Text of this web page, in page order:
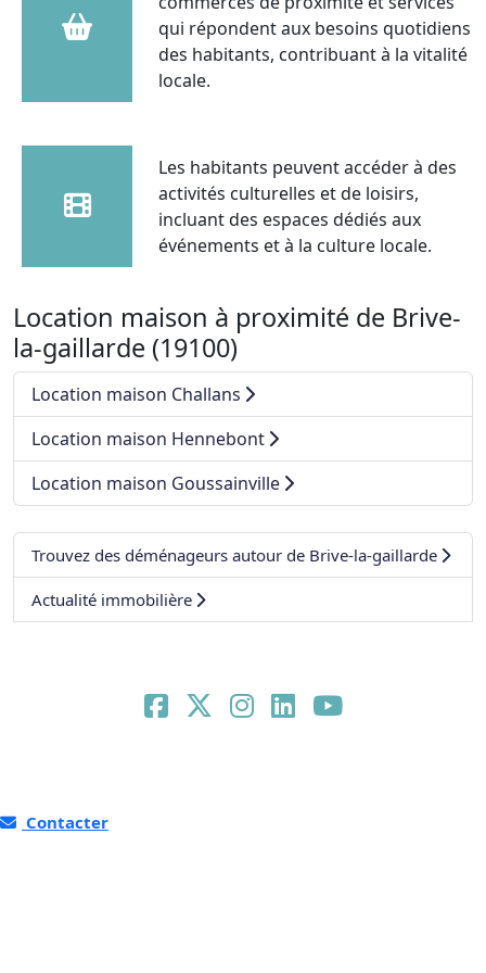
qui répondent aux besoins quotidiens
des habitants, contribuant à la vitalité
locale.
Les habitants peuvent accéder à des
activités culturelles et de loisirs,
incluant des espaces dédiés aux
événements et à la culture locale.
Location maison à proximité de Brive-
la-gaillarde (19100)
Location maison Challans
Location maison Hennebont
Location maison Goussainville
Trouvez des déménageurs autour de Brive-la-gaillarde
Actualité immobilière
Contacter